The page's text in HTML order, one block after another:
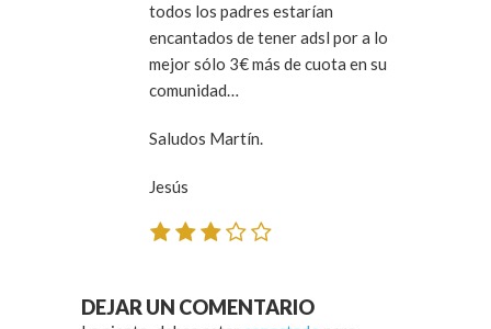
todos los padres estarían
encantados de tener adsl por a lo
mejor sólo 3€ más de cuota en su
comunidad…
Saludos Martín.
Jesús
DEJAR UN COMENTARIO